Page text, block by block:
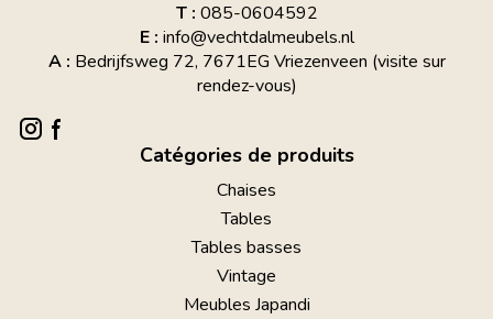
T : 085-0604592
E : info@vechtdalmeubels.nl
A : Bedrijfsweg 72, 7671EG Vriezenveen (visite sur
rendez-vous)
Catégories de produits
Chaises
Tables
Tables basses
Vintage
Meubles Japandi